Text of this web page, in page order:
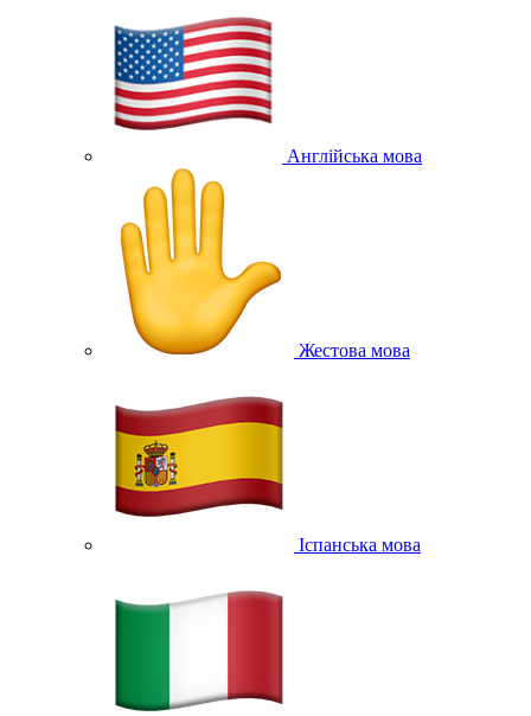
Англійська мова
Жестова мова
Іспанська мова